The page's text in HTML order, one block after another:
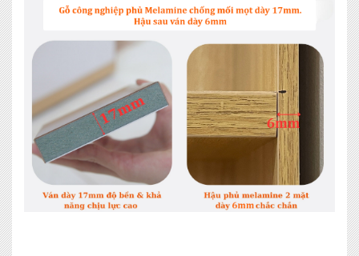
MIỄN PHÍ THIẾT KẾ 3D, ĐO ĐẠC
ĐĂNG KÝ NGAY